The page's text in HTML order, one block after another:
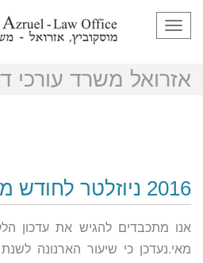
תפריט
אזרואל משרד עורכי
2016 ניוזלטר לחודש מאי
אנו מתכבדים להגיש את עדכון